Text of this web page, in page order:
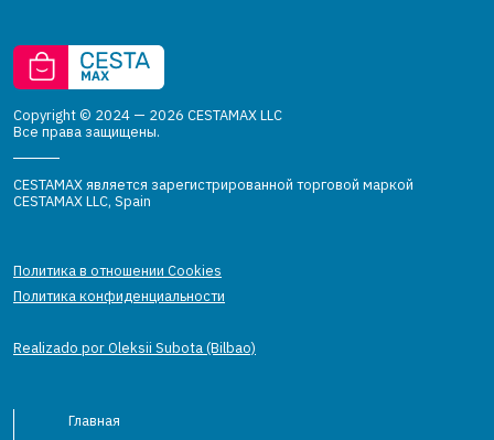
Copyright © 2024 — 2026 CESTAMAX LLC
Все права защищены.
CESTAMAX является зарегистрированной торговой маркой
CESTAMAX LLC, Spain
Политика в отношении Cookies
Политика конфиденциальности
Realizado por Oleksii Subota (Bilbao)
Главная